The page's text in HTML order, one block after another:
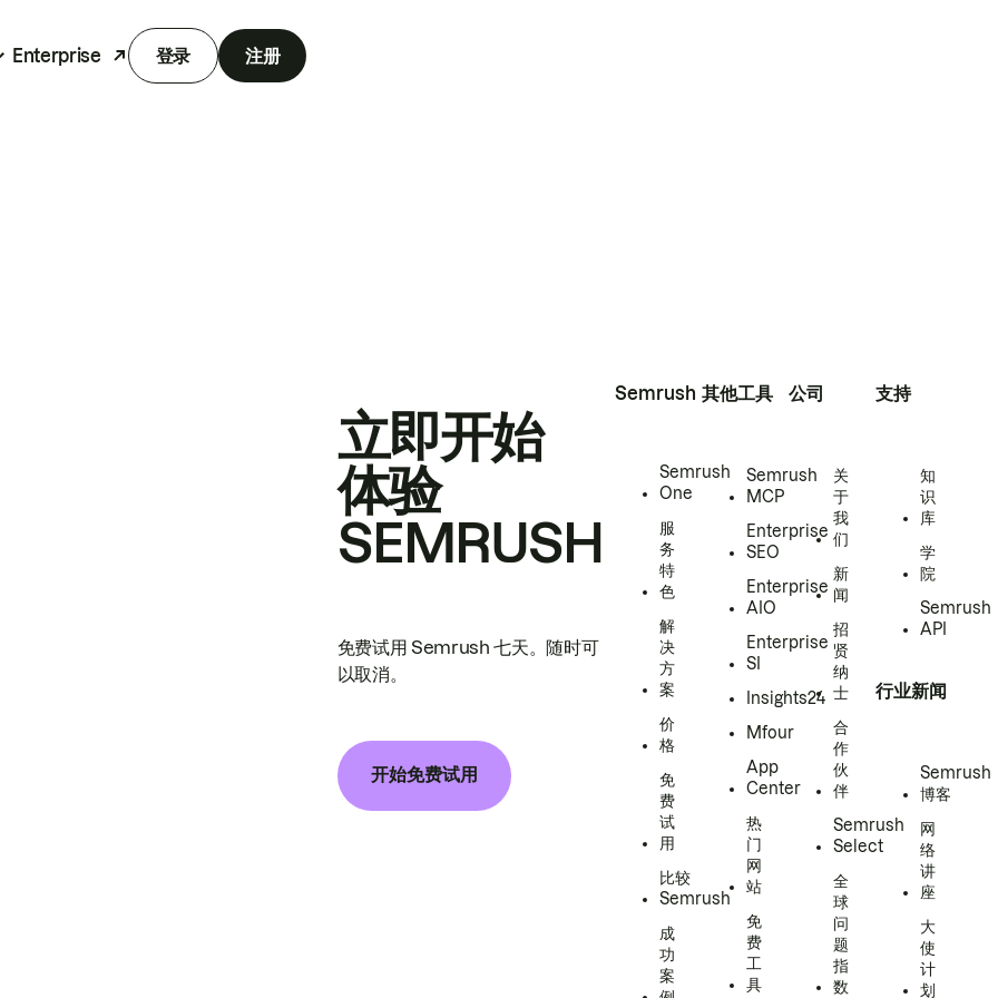
Enterprise 登录 注册
立即开始
体验
SEMRUSH
免费试用 Semrush 七天。随时可
以取消。
开始免费试用
Semrush
Semrush
One
服
务
特
色
解
决
方
案
价
格
免
费
试
用
比较
Semrush
成
功
案
其他工具
Semrush
MCP
Enterprise
SEO
Enterprise
AIO
Enterprise
SI
Insights24
Mfour
App
Center
热
门
网
站
免
费
工
具
公司
关
于
我
们
新
闻
招
贤
纳
士
合
作
伙
伴
Semrush
Select
全
球
问
题
指
数
支持
知
识
库
学
院
Semrush
API
行业新闻
Semrush
博客
网
络
讲
座
大
使
计
划